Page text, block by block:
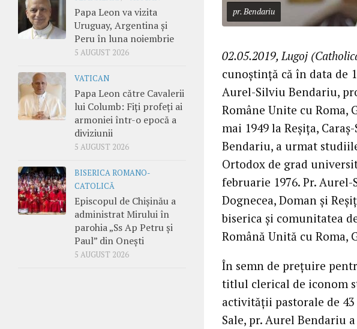
pr. Bendariu
02.05.2019, Lugoj
cunoștință că în data de
Aurel-Silviu Bendariu,
Române Unite cu Roma,
mai 1949 la Reșița,
Bendariu, a urmat
Ortodox de grad
februarie 1976. Pr.
Dognecea, Doman și
biserica și comunitatea
Română Unită cu Roma,
În semn de prețuire
titlul clerical de iconom
activității pastorale de
Sale, pr. Aurel Bendariu
Papa Leon va vizita
Uruguay, Argentina și
Peru în luna noiembrie
5 AUGUST 2026
VATICAN
Papa Leon către Cavalerii
lui Columb: Fiți profeți ai
armoniei într-o epocă a
diviziunii
5 AUGUST 2026
BISERICA ROMANO-
CATOLICĂ
Episcopul de Chișinău a
administrat Mirului în
parohia „Ss Ap Petru și
Paul” din Onești
5 AUGUST 2026